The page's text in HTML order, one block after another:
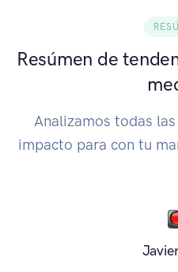
Resúmen de
Analizamos todas
impacto para con tu